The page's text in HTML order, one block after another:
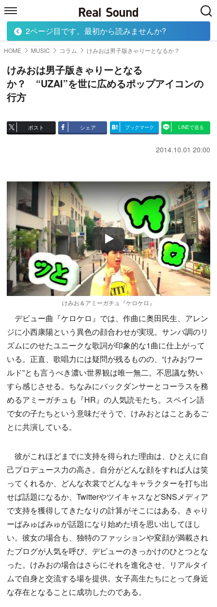
HOME MUSIC MOVIE TECH
HOME MUSIC コラム けみおは男子版きゃりーとなるか？
けみおは男子版きゃりーとなる
か？ “UZAI”を世に広めるポップアイコンの
行方
ポスト シェア ブックマーク LINEで送る
2014.10.01 20:00
Play
けみお＆アミーガチュ『ケロケロ』
デビュー曲『ケロケロ』では、作曲に奥田民生、アレン
ジに小西康陽という異色の顔合わせが実現。サンバ調のリ
ズムにのせたユニークな歌詞が印象的な1曲に仕上がって
いる。正直、歌唱力には疑問が残るものの、“けみおワー
ルド”とも言うべき濃い世界観は唯一無二。不思議な勢い
すら感じさせる。ちなみにバックダンサーとコーラスを務
めるアミーガチュも『HR』の人気読モたち。スペイン語
で女の子たちという意味だそうで、けみおとはことあるご
とに共演している。
彼がこれほどまでに支持を得られた理由は、ひとえに自
己プロデュース力の高さ。自分がどんな顔をすれば人は笑
ってくれるか、どんな衣裳でどんなキャラクターを打ち出
せば話題になるか、TwitterやツイキャスなどSNSメディア
で支持を獲得してきたなりの計算がそこにはある。きゃり
ーぱみゅぱみゅが話題になり始めた頃を思い出してほし
い。彼女の場合も、独特のファッションや変顔が満載され
たブログが人気を呼び、デビューのきっかけのひとつとな
った。けみおの場合はさらにそれを進化させ、リアルタイ
ムで自身と交流する場を提供。女子高生たちにとって身近
な存在となることに成功したのである。
2ページ目です。最初から読みませんか?